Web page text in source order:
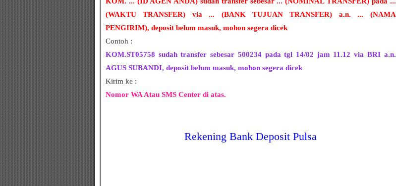
(WAKTU TRANSFER) via ... (BANK TUJUAN TRANSFER) a.n. ... (NAMA
PENGIRIM), deposit belum masuk, mohon segera dicek
Contoh :
KOM.ST05758 sudah transfer sebesar 500234 pada tgl 14/02 jam 11.12 via BRI a.n.
AGUS SUBANDI, deposit belum masuk, mohon segera dicek
Kirim ke :
Nomor WA Atau SMS Center di atas.
Rekening Bank Deposit Pulsa